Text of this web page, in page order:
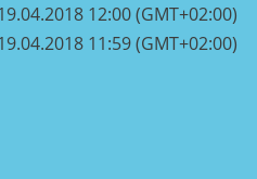
12:00 (GMT+02:00)
11:59 (GMT+02:00)